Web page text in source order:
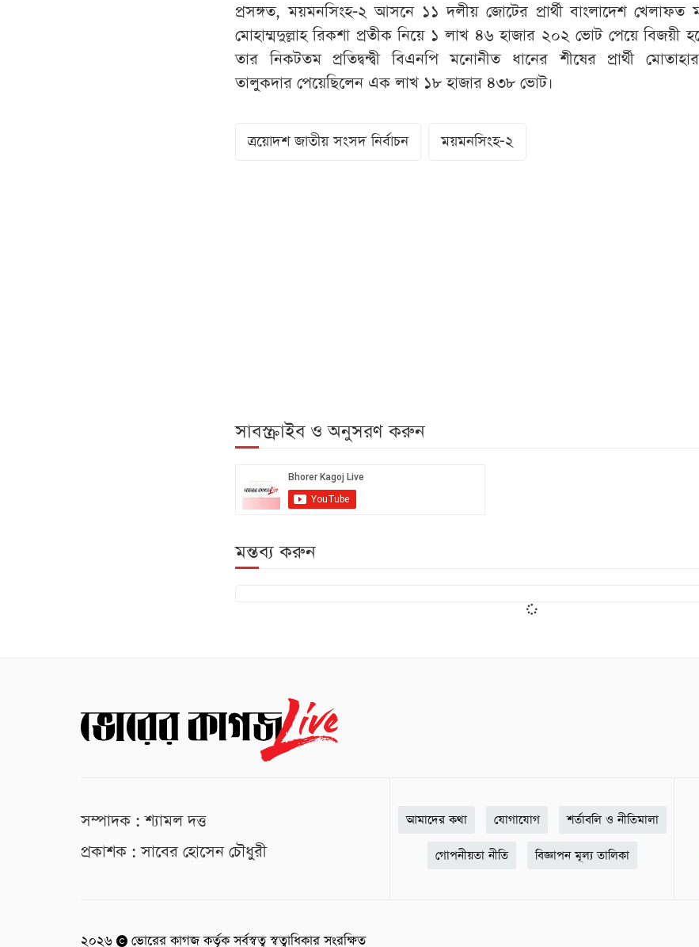
প্রসঙ্গত, ময়মনসিংহ-২ আসনে ১১ দলীয় জোটের প্রার্থী বাংলাদেশ খেলাফত
মোহাম্মদুল্লাহ রিকশা প্রতীক নিয়ে ১ লাখ ৪৬ হাজার ২০২ ভোট পেয়ে বিজয়ী
তার নিকটতম প্রতিদ্বন্দ্বী বিএনপি মনোনীত ধানের শীষের প্রার্থী
তালুকদার পেয়েছিলেন এক লাখ ১৮ হাজার ৪৩৮ ভোট।
ত্রয়োদশ জাতীয় সংসদ নির্বাচন ময়মনসিংহ-২
সাবস্ক্রাইব ও অনুসরণ করুন
মন্তব্য করুন
সম্পাদক : শ্যামল দত্ত
প্রকাশক : সাবের হোসেন চৌধুরী
আমাদের কথা যোগাযোগ শর্তাবলি ও নীতিমালা
গোপনীয়তা নীতি বিজ্ঞাপন মূল্য তালিকা
২০২৬ ভোরের কাগজ কর্তৃক সর্বস্বত্ব স্বত্বাধিকার সংরক্ষিত